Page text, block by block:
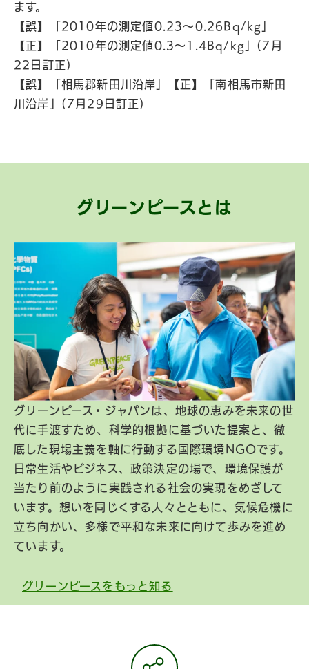
ます。
【誤】「2010年の測定値0.23～0.26Bq/kg」
【正】「2010年の測定値0.3～1.4Bq/kg」(7月
22日訂正)
【誤】「相馬郡新田川沿岸」【正】「南相馬市新田
川沿岸」(7月29日訂正)
グリーンピースとは
グリーンピース・ジャパンは、地球の恵みを未来の世
代に手渡すため、科学的根拠に基づいた提案と、徹
底した現場主義を軸に行動する国際環境NGOです。
日常生活やビジネス、政策決定の場で、環境保護が
当たり前のように実践される社会の実現をめざして
います。想いを同じくする人々とともに、気候危機に
立ち向かい、多様で平和な未来に向けて歩みを進め
ています。
グリーンピースをもっと知る